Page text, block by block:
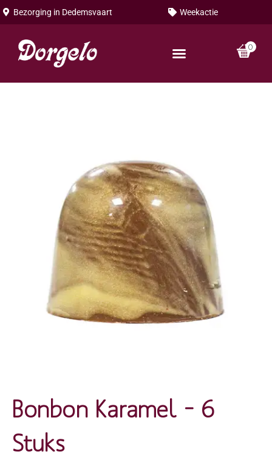
Bezorging in Dedemsvaart Weekactie
0
Bonbon Karamel – 6
Stuks